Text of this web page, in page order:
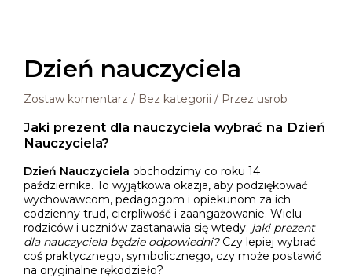
Dzień nauczyciela
Zostaw komentarz / Bez kategorii / Przez usrob
Jaki prezent dla nauczyciela wybrać na Dzień
Nauczyciela?
Dzień Nauczyciela obchodzimy co roku 14
października. To wyjątkowa okazja, aby podziękować
wychowawcom, pedagogom i opiekunom za ich
codzienny trud, cierpliwość i zaangażowanie. Wielu
rodziców i uczniów zastanawia się wtedy: jaki prezent
dla nauczyciela będzie odpowiedni?Czy lepiej wybrać
coś praktycznego, symbolicznego, czy może postawić
na oryginalne rękodzieło?